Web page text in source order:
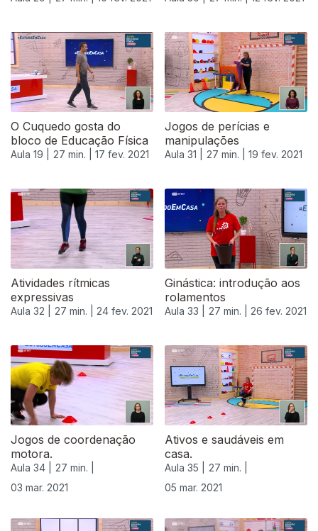
O Cuquedo gosta do
bloco de Educação Física
Aula 19 | 27 min. | 17 fev. 2021
Jogos de perícias e
manipulações
Aula 31 | 27 min. | 19 fev. 2021
Atividades rítmicas
expressivas
Aula 32 | 27 min. | 24 fev. 2021
Ginástica: introdução aos
rolamentos
Aula 33 | 27 min. | 26 fev. 2021
Jogos de coordenação
motora.
Aula 34 |
27 min. |
03 mar. 2021
Ativos e saudáveis em
casa.
Aula 35 |
27 min. |
05 mar. 2021
528486